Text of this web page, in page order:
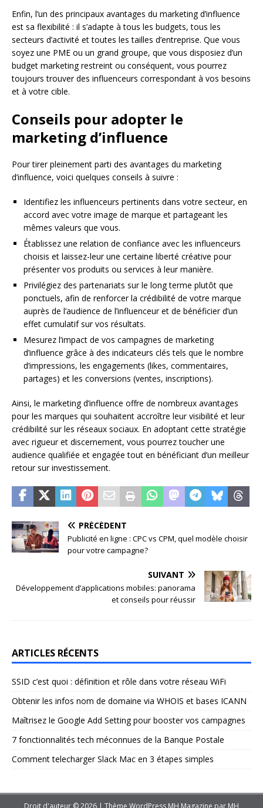
Enfin, l’un des principaux avantages du marketing d’influence
est sa flexibilité : il s’adapte à tous les budgets, tous les
secteurs d’activité et toutes les tailles d’entreprise. Que vous
soyez une PME ou un grand groupe, que vous disposiez d’un
budget marketing restreint ou conséquent, vous pourrez
toujours trouver des influenceurs correspondant à vos besoins
et à votre cible.
Conseils pour adopter le
marketing d’influence
Pour tirer pleinement parti des avantages du marketing
d’influence, voici quelques conseils à suivre :
Identifiez les influenceurs pertinents dans votre secteur, en
accord avec votre image de marque et partageant les
mêmes valeurs que vous.
Établissez une relation de confiance avec les influenceurs
choisis et laissez-leur une certaine liberté créative pour
présenter vos produits ou services à leur manière.
Privilégiez des partenariats sur le long terme plutôt que
ponctuels, afin de renforcer la crédibilité de votre marque
auprès de l’audience de l’influenceur et de bénéficier d’un
effet cumulatif sur vos résultats.
Mesurez l’impact de vos campagnes de marketing
d’influence grâce à des indicateurs clés tels que le nombre
d’impressions, les engagements (likes, commentaires,
partages) et les conversions (ventes, inscriptions).
Ainsi, le marketing d’influence offre de nombreux avantages
pour les marques qui souhaitent accroître leur visibilité et leur
crédibilité sur les réseaux sociaux. En adoptant cette stratégie
avec rigueur et discernement, vous pourrez toucher une
audience qualifiée et engagée tout en bénéficiant d’un meilleur
retour sur investissement.
PRÉCÉDENT
Publicité en ligne : CPC vs CPM, quel modèle choisir
pour votre campagne?
SUIVANT
Développement d’applications mobiles: panorama
et conseils pour réussir
ARTICLES RÉCENTS
SSID c’est quoi : définition et rôle dans votre réseau WiFi
Obtenir les infos nom de domaine via WHOIS et bases ICANN
Maîtrisez le Google Add Setting pour booster vos campagnes
7 fonctionnalités tech méconnues de la Banque Postale
Comment telecharger Slack Mac en 3 étapes simples
Droit d'auteur © 2026 | Thème WordPress MH Magazine par MH